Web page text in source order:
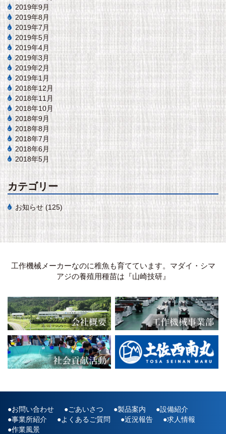
2019年9月
2019年8月
2019年7月
2019年5月
2019年4月
2019年3月
2019年2月
2019年1月
2018年12月
2018年11月
2018年10月
2018年9月
2018年8月
2018年7月
2018年6月
2018年5月
カテゴリー
お知らせ (125)
工作機械メーカーなのに稚魚も育てています。マダイ・シマ
アジの養殖用種苗は『山崎技研』
お問い合わせ ごあいさつ 製品案内
設備紹介
事業所紹介
よくあるご質問 近況報告
求人情報
作業風景